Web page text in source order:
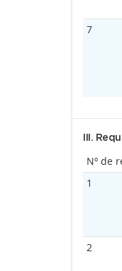
7
III.
Nº de
1
2